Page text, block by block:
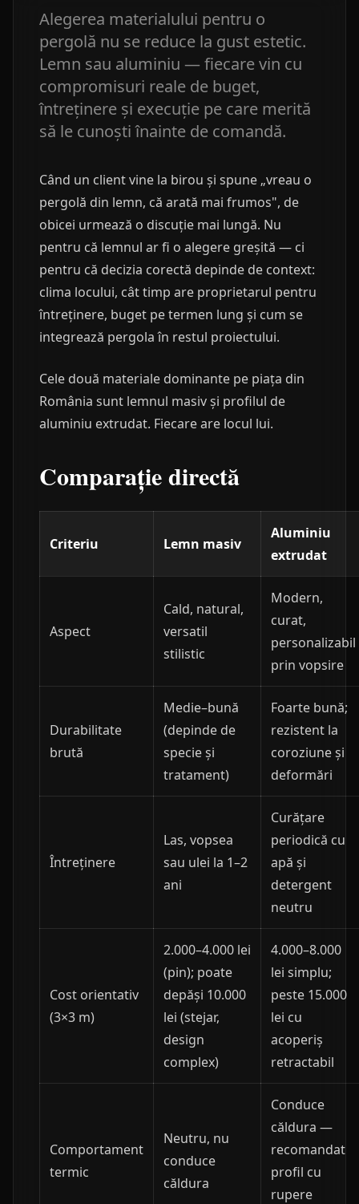
Alegerea materialului pentru o
pergolă nu se reduce la gust estetic.
Lemn sau aluminiu — fiecare vin cu
compromisuri reale de buget,
întreținere și execuție pe care merită
să le cunoști înainte de comandă.
Când un client vine la birou și spune „vreau o
pergolă din lemn, că arată mai frumos", de
obicei urmează o discuție mai lungă. Nu
pentru că lemnul ar fi o alegere greșită — ci
pentru că decizia corectă depinde de context:
clima locului, cât timp are proprietarul pentru
întreținere, buget pe termen lung și cum se
integrează pergola în restul proiectului.
Cele două materiale dominante pe piața din
România sunt lemnul masiv și profilul de
aluminiu extrudat. Fiecare are locul lui.
Comparație directă
Criteriu Lemn masiv
Aluminiu
extrudat
Aspect
Cald, natural,
versatil
stilistic
Modern,
curat,
personalizabil
prin vopsire
Durabilitate
brută
Medie–bună
(depinde de
specie și
tratament)
Foarte bună;
rezistent la
coroziune și
deformări
Întreținere
Las, vopsea
sau ulei la 1–2
ani
Curățare
periodică cu
apă și
detergent
neutru
Cost orientativ
(3×3 m)
2.000–4.000 lei
(pin); poate
depăși 10.000
lei (stejar,
design
complex)
4.000–8.000
lei simplu;
peste 15.000
lei cu
acoperiș
retractabil
Comportament
termic
Neutru, nu
conduce
căldura
Conduce
căldura —
recomandat
profil cu
rupere